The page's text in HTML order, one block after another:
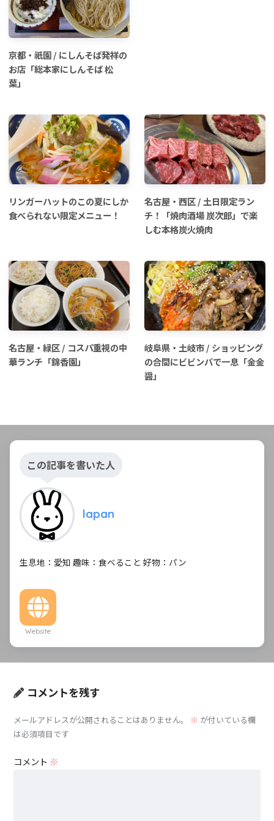
京都・祇園 / にしんそば発祥の
お店「総本家にしんそば 松
葉」
リンガーハットのこの夏にしか
食べられない限定メニュー！
名古屋・西区 / 土日限定ラン
チ！「焼肉酒場 炭次郎」で楽
しむ本格炭火焼肉
名古屋・緑区 / コスパ重視の中
華ランチ「錦香園」
岐阜県・土岐市 / ショッピング
の合間にビビンバで一息「金金
醤」
この記事を書いた人
lapan
生息地：愛知 趣味：食べること 好物：パン
Website
コメントを残す
メールアドレスが公開されることはありません。 ※ が付いている欄
は必須項目です
コメント ※